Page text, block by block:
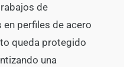
de
perfiles de acero
queda protegido
una